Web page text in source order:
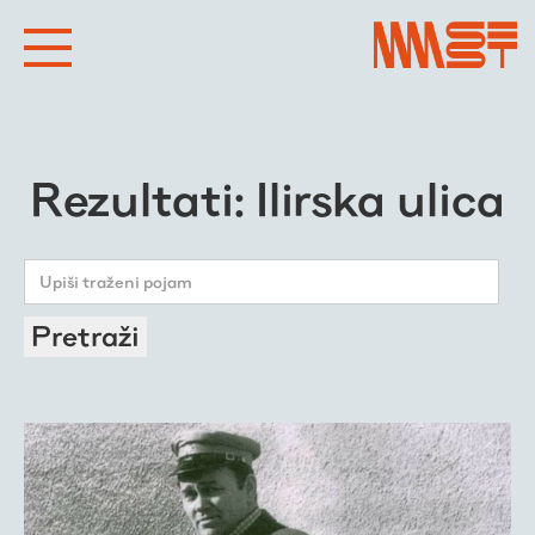
Rezultati: Ilirska ulica
Pretraži